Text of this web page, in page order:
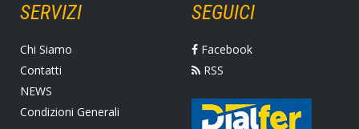
SERVIZI
Chi Siamo
Contatti
NEWS
Condizioni Generali
SEGUICI
Facebook
RSS